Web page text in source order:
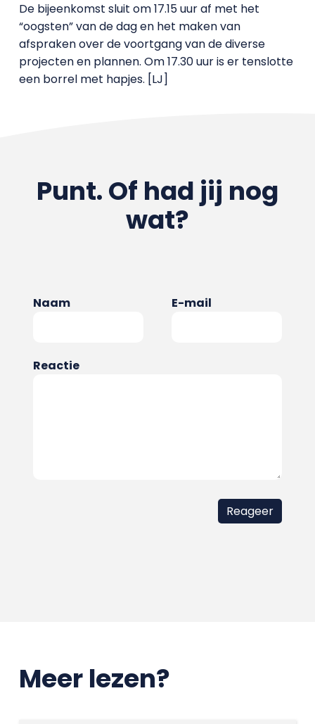
De bijeenkomst sluit om 17.15 uur af met het
“oogsten” van de dag en het maken van
afspraken over de voortgang van de diverse
projecten en plannen. Om 17.30 uur is er tenslotte
een borrel met hapjes. [LJ]
Punt. Of had jij nog
wat?
Naam E-mail
Reactie
Meer lezen?